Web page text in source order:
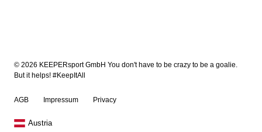
© 2026 KEEPERsport GmbH You don't have to be crazy to be a goalie.
But it helps! #KeepItAll
AGB Impressum Privacy
Austria